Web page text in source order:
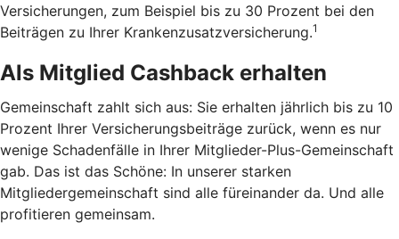
Versicherungen, zum Beispiel bis zu 30 Prozent bei den
Beiträgen zu Ihrer Krankenzusatzversicherung.1
Als Mitglied Cashback erhalten
Gemeinschaft zahlt sich aus: Sie erhalten jährlich bis zu 10
Prozent Ihrer Versicherungsbeiträge zurück, wenn es nur
wenige Schadenfälle in Ihrer Mitglieder-Plus-Gemeinschaft
gab. Das ist das Schöne: In unserer starken
Mitgliedergemeinschaft sind alle füreinander da. Und alle
profitieren gemeinsam.